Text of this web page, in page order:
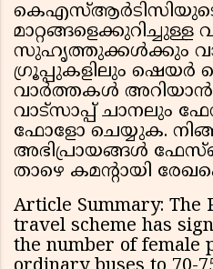
സുഹൃത്തുക്കൾക്കും
ഗ്രൂപ്പുകളിലും ഷെയർ
വാർത്തകൾ
വാട്സാപ്പ് ചാനലും
ഫോളോ ചെയ്യുക.
അഭിപ്രായങ്ങൾ
താഴെ കമൻ്റായി
Article Summary: The
travel scheme has
the number of female